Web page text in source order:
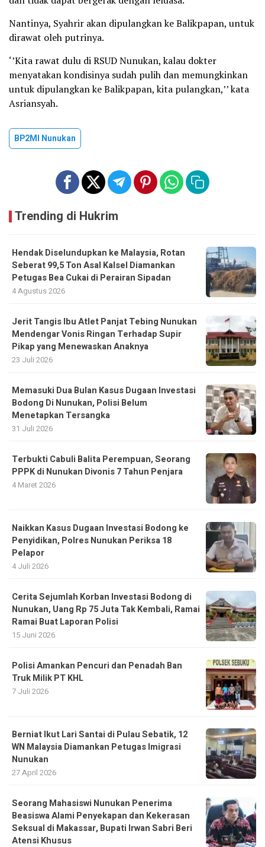
Nantinya, Syahrir akan dipulangkan ke Balikpapan, untuk
dirawat oleh putrinya.
‘’Kita rawat dulu di RSUD Nunukan, kalau dokter
menyatakan kondisinya sudah pulih dan memungkinkan
untuk dipulangkan ke Balikpapan, kita pulangkan,’’ kata
Asriansyah.
BP2MI Nunukan
Trending di Hukrim
Hendak Diselundupkan ke Malaysia, Rotan
Seberat 99,5 Ton Asal Kalsel Diamankan
Petugas Bea Cukai di Perairan Sipadan
4 Agustus 2026
Jerit Tangis Ibu Atlet Panjat Tebing Nunukan
Mendengar Vonis Ringan Terhadap Supir
Pikap yang Menewaskan Anaknya
23 Juli 2026
Memasuki Dua Bulan Kasus Dugaan Investasi
Bodong Di Nunukan, Polisi Belum
Menetapkan Tersangka
31 Juli 2026
Terbukti Cabuli Balita Perempuan, Seorang
PPPK di Nunukan Divonis 7 Tahun Penjara
4 Maret 2026
Naikkan Kasus Dugaan Investasi Bodong ke
Penyidikan, Polres Nunukan Periksa 18
Pelapor
4 Juli 2026
Cerita Sejumlah Korban Investasi Bodong di
Nunukan, Uang Rp 75 Juta Tak Kembali, Ramai
Ramai Buat Laporan Polisi
15 Juni 2026
Polisi Amankan Pencuri dan Penadah Ban
Truk Milik PT KHL
7 Juli 2026
Berniat Ikut Lari Santai di Pulau Sebatik, 12
WN Malaysia Diamankan Petugas Imigrasi
Nunukan
27 April 2026
Seorang Mahasiswi Nunukan Penerima
Beasiswa Alami Penyekapan dan Kekerasan
Seksual di Makassar, Bupati Irwan Sabri Beri
Atensi Khusus